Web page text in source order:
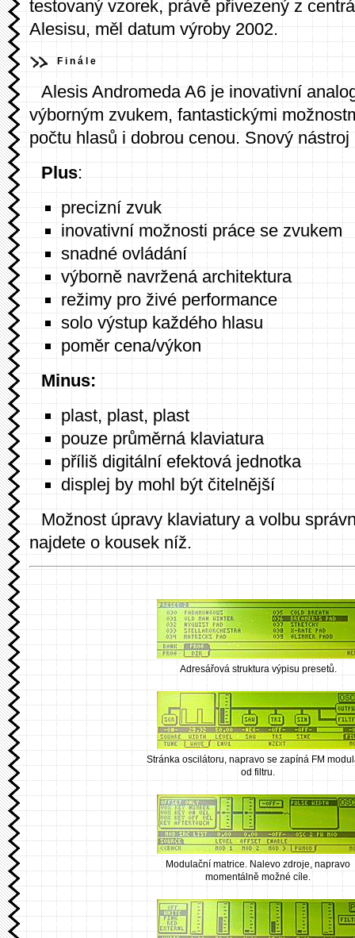
testovaný vzorek, právě přivezený z
Alesisu, měl datum výroby 2002.
Finále
Alesis Andromeda A6 je inovativní
výborným zvukem, fantastickými
počtu hlasů i dobrou cenou. Snový nástroj
Plus:
precizní zvuk
inovativní možnosti práce se zvukem
snadné ovládání
výborně navržená architektura
režimy pro živé performance
solo výstup každého hlasu
poměr cena/výkon
Minus:
plast, plast, plast
pouze průměrná klaviatura
příliš digitální efektová jednotka
displej by mohl být čitelnější
Možnost úpravy klaviatury a volbu
najdete o kousek níž.
Adresářová struktura výpisu presetů.
Stránka oscilátoru, napravo se zapíná FM
od filtru.
Modulační matrice. Nalevo zdroje, napravo
momentálně možné cíle.